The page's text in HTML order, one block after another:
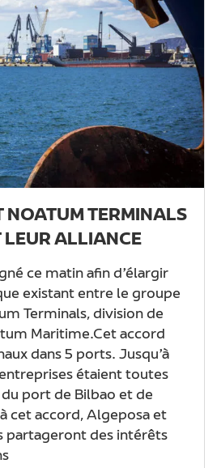
NOATUM TERMINALS
LEUR ALLIANCE
ce matin afin d’élargir
existant entre le groupe
Terminals, division de
Maritime.Cet accord
dans 5 ports. Jusqu’à
étaient toutes
port de Bilbao et de
cet accord, Algeposa et
partageront des intérêts